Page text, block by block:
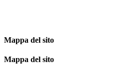
Mappa del sito
Mappa del sito